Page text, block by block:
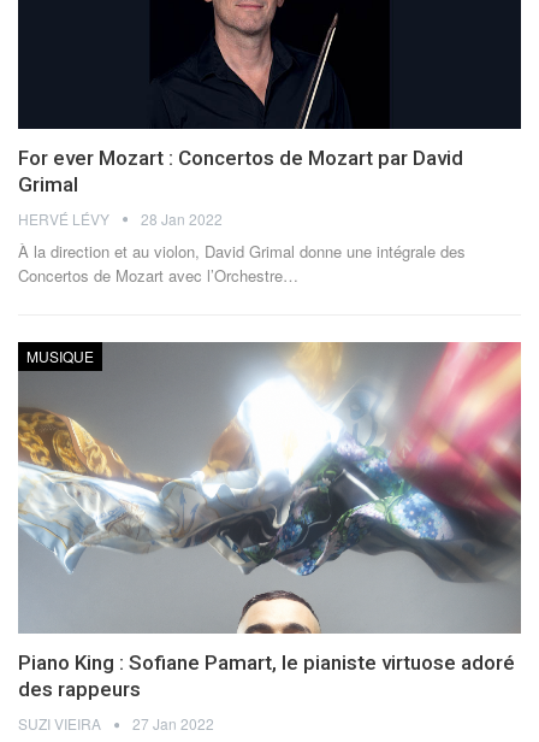
For ever Mozart : Concertos de Mozart par David
Grimal
HERVÉ LÉVY 28 Jan 2022
À la direction et au violon, David Grimal donne une intégrale des
Concertos de Mozart avec l’Orchestre…
MUSIQUE
Piano King : Sofiane Pamart, le pianiste virtuose adoré
des rappeurs
SUZI VIEIRA 27 Jan 2022